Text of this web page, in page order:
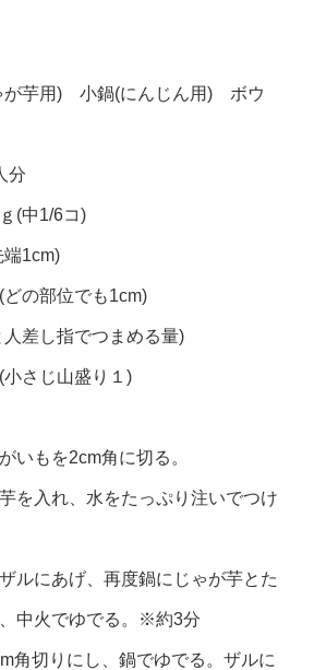
が芋用) 小鍋(にんじん用) ボウ
分
(中1/6コ)
1cm)
の部位でも1cm)
差し指でつまめる量)
さじ山盛り１)
いもを2cm角に切る。
を入れ、水をたっぷり注いでつけ
ルにあげ、再度鍋にじゃが芋とた
中火でゆでる。※約3分
角切りにし、鍋でゆでる。ザルに